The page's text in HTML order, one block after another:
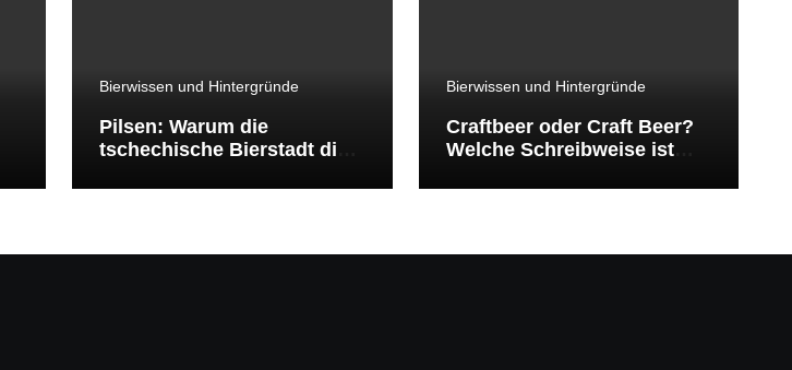
Bierwissen und Hintergründe
Pilsen: Warum die
tschechische Bierstadt die
Bierwissen und Hintergründe
Craftbeer oder Craft Beer?
Welche Schreibweise ist